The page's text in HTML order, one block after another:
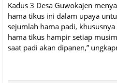
Kadus 3 Desa Guwokajen
hama tikus ini dalam upaya
sejumlah hama padi, khususnya
hama tikus hampir setiap
saat padi akan dipanen,”